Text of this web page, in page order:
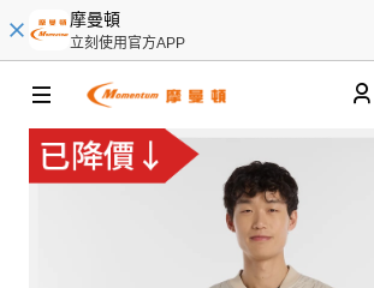
摩曼頓
立刻使用官方APP